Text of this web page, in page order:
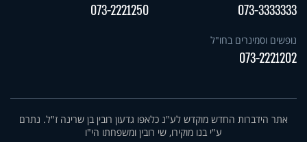
073-3333333
073-2221250
נופשים וסמינרים בחו"ל
073-2221202
אתר הידברות החדש מוקדש לע"נ כלאפו גדעון רובין בן שרינה ז"ל. נתרם
ע"י בנו מוקירו, שי רובין ומשפחתו הי"ו